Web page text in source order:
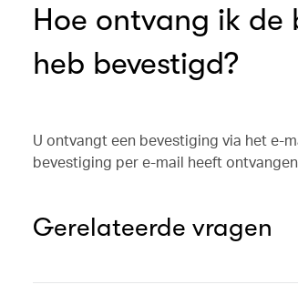
Hoe ontvang ik
heb bevestigd?
U ontvangt een bevestiging via het e-
bevestiging per e-mail heeft
Gerelateerde vragen